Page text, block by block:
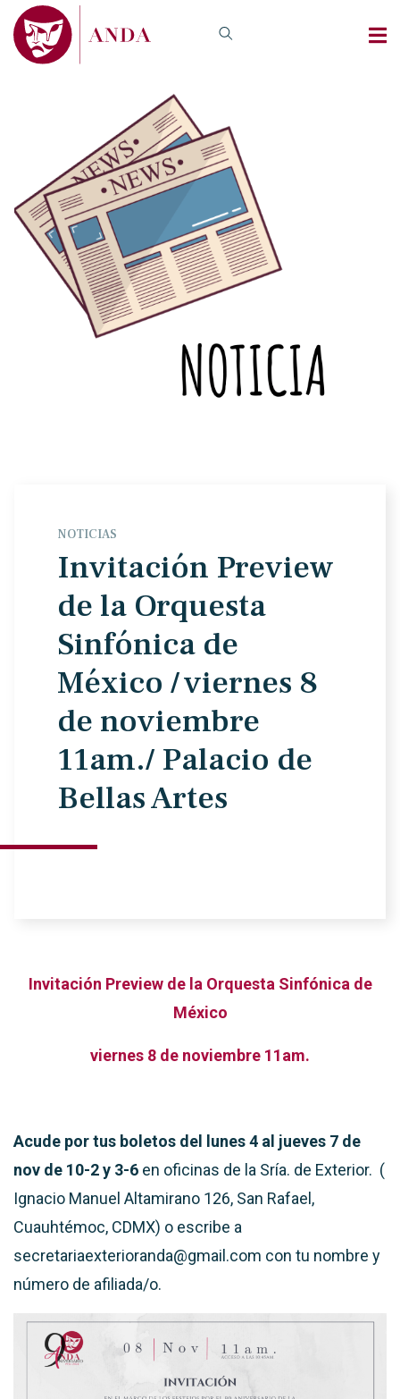
NOTICIAS
Invitación Preview
de la Orquesta
Sinfónica de
México / viernes 8
de noviembre
11am./ Palacio de
Bellas Artes
Invitación Preview de la Orquesta Sinfónica de
México
viernes 8 de noviembre 11am.
Acude por tus boletos del lunes 4 al jueves 7 de
nov de 10-2 y 3-6 en oficinas de la Sría. de Exterior. (
Ignacio Manuel Altamirano 126, San Rafael,
Cuauhtémoc, CDMX) o escribe a
secretariaexterioranda@gmail.com con tu nombre y
número de afiliada/o.